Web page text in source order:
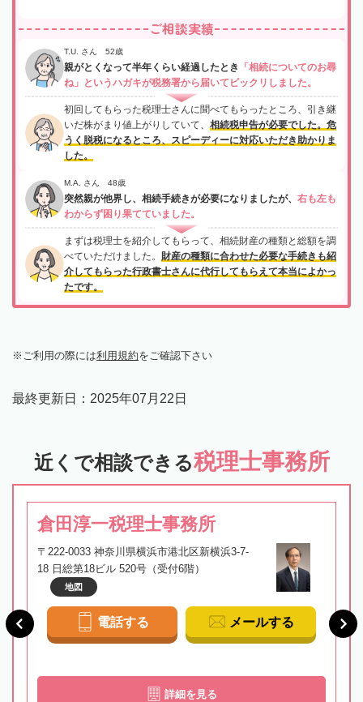
ご相談実績
T.U. さん 52歳
親がとくなって半年くらい経過したとき
「相続についてのお尋
ね」というハガキが税務署から届いてビックリしました。
初回してもらった税理士さんに聞べてもらったところ、引き継
いだ株がまり値上がりしていて、 相続税申告が必要でした。危
うく脱税になるところ、スピーディーに対応いただき助かりま
した。
M.A. さん 48歳
突然親が他界し、相続手続きが必要になりましたが、 右も左も
わからず困り果てていました。
まずは税理士を紹介してもらって、相続財産の種類と総額を調
べていただけました。 財産の種類に合わせた必要な手続きも紹
介してもらった行政書士さんに代行してもらえて本当によかっ
たです。
ご利用の際には利用規約をご確認下さい
最終更新日： 2025年07月22日
近くで相談できる税理士事務所
倉田淳一税理士事務所
〒222-0033 神奈川県横浜市港北区新横浜3-7-
18 日総第18ビル 520号（受付6階）
地図
電話する メールする
詳細を見る